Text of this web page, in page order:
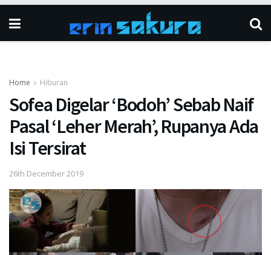
Home Hiburan
Sofea Digelar ‘Bodoh’ Sebab Naif
Pasal ‘Leher Merah’, Rupanya Ada
Isi Tersirat
26th December 2019